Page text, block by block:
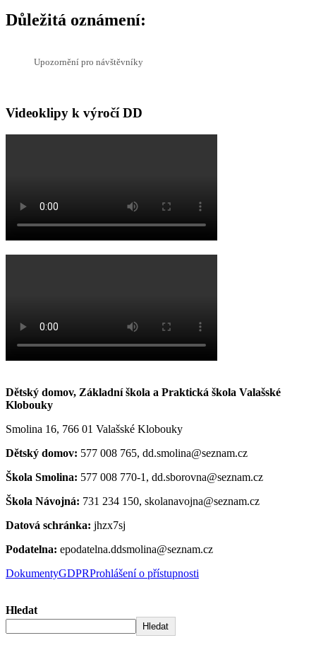
Důležitá oznámení:
Upozornění pro návštěvníky
Videoklipy k výročí DD
Dětský domov, Základní škola a Praktická škola Valašské
Klobouky
Smolina 16, 766 01 Valašské Klobouky
Dětský domov: 577 008 765, dd.smolina@seznam.cz
Škola Smolina: 577 008 770-1, dd.sborovna@seznam.cz
Škola Návojná: 731 234 150, skolanavojna@seznam.cz
Datová schránka: jhzx7sj
Podatelna: epodatelna.ddsmolina@seznam.cz
DokumentyGDPRProhlášení o přístupnosti
Hledat
Hledat